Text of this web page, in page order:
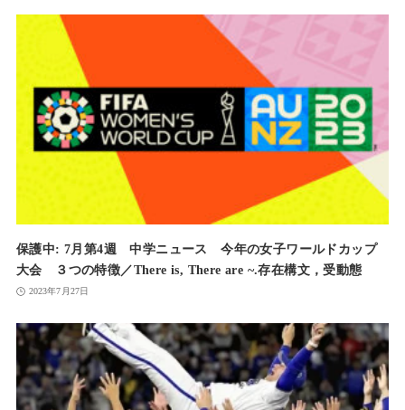
保護中: 7月第4週 中学ニュース 今年の女子ワールドカップ
大会 ３つの特徴／There is, There are ~.存在構文，受動態
2023年7月27日